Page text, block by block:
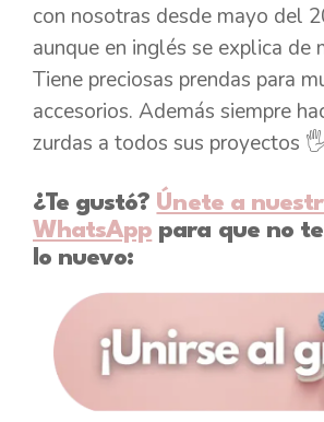
con nosotras desde mayo del
aunque en inglés se explica de
Tiene preciosas prendas para
accesorios. Además siempre
zurdas a todos sus proyectos
¿Te gustó? Únete a
WhatsApp para que no
lo nuevo: